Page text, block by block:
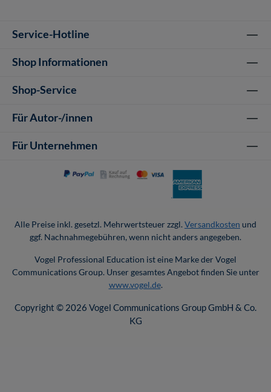
Service-Hotline
Shop Informationen
Shop-Service
Für Autor-/innen
Für Unternehmen
Alle Preise inkl. gesetzl. Mehrwertsteuer zzgl. Versandkosten und
ggf. Nachnahmegebühren, wenn nicht anders angegeben.
Vogel Professional Education ist eine Marke der Vogel
Communications Group. Unser gesamtes Angebot finden Sie unter
www.vogel.de.
Copyright © 2026 Vogel Communications Group GmbH & Co.
KG